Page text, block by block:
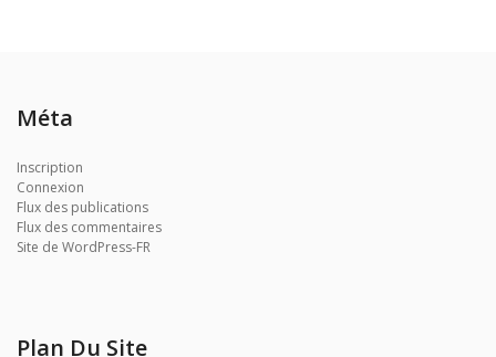
Méta
Inscription
Connexion
Flux des publications
Flux des commentaires
Site de WordPress-FR
Plan Du Site